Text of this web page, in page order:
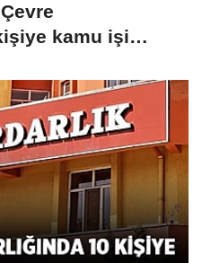
kamu işi